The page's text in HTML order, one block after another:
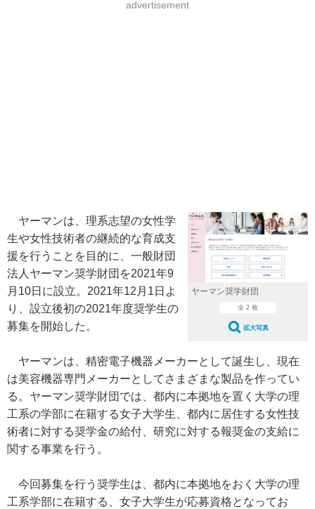
advertisement
ヤーマン奨学財団
全 2 枚
拡大写真
ヤーマンは、理系志望の女性学
生や女性技術者の継続的な育成支
援を行うことを目的に、一般財団
法人ヤーマン奨学財団を2021年9
月10日に設立。2021年12月1日よ
り、設立後初の2021年度奨学生の
募集を開始した。
ヤーマンは、精密電子機器メーカーとして誕生し、現在
は美容機器専門メーカーとしてさまざまな製品を作ってい
る。ヤーマン奨学財団では、都内に本拠地を置く大学の理
工系の学部に在籍する女子大学生、都内に居住する女性技
術者に対する奨学金の給付、研究に対する報奨金の支給に
関する事業を行う。
今回募集を行う奨学生は、都内に本拠地をおく大学の理
工系学部に在籍する、女子大学生が応募資格となってお